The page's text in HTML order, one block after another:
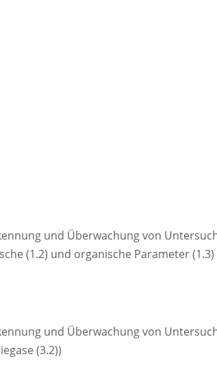
und Überwachung von
(1.2) und organische Parameter
und Überwachung von
(3.2))